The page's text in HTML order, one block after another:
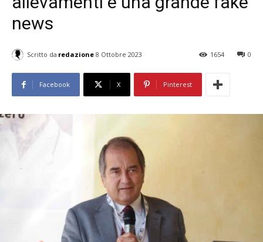
news
Scritto da redazione 8 Ottobre 2023 0
1654
Facebook X Pinterest